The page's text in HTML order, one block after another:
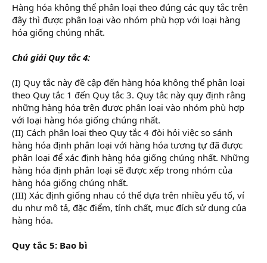
Hàng hóa không thể phân loại theo đúng các quy tắc trên
đây thì được phân loại vào nhóm phù hợp với loại hàng
hóa giống chúng nhất.
Chú giải Quy tắc 4:
(I) Quy tắc này đề cập đến hàng hóa không thể phân loại
theo Quy tắc 1 đến Quy tắc 3. Quy tắc này quy định rằng
những hàng hóa trên được phân loại vào nhóm phù hợp
với loại hàng hóa giống chúng nhất.
(II) Cách phân loại theo Quy tắc 4 đòi hỏi việc so sánh
hàng hóa định phân loại với hàng hóa tương tự đã được
phân loại để xác định hàng hóa giống chúng nhất. Những
hàng hóa định phân loại sẽ được xếp trong nhóm của
hàng hóa giống chúng nhất.
(III) Xác định giống nhau có thể dựa trên nhiều yếu tố, ví
dụ như mô tả, đặc điểm, tính chất, mục đích sử dụng của
hàng hóa.
Quy tắc 5: Bao bì